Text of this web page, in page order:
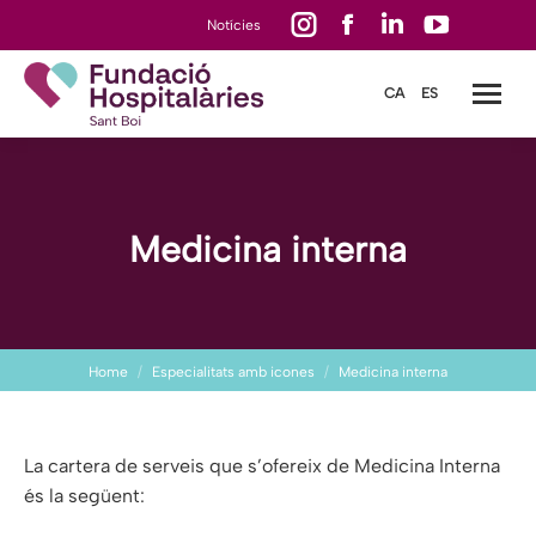
Notícies
Instagram
in
Facebook
opens
in
Linkedin
opens
in
YouTube
opens
in
CA ES
Medicina interna
You are here:
Home Especialitats amb icones Medicina interna
La cartera de serveis que s’ofereix de Medicina Interna
és la següent: